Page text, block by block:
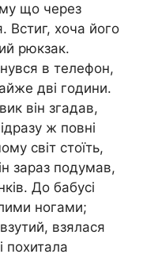
що через
Встиг, хоча його
рюкзак.
в телефон,
дві години.
він згадав,
ж повні
світ стоїть,
зараз подумав,
До бабусі
ногами;
взялася
похитала